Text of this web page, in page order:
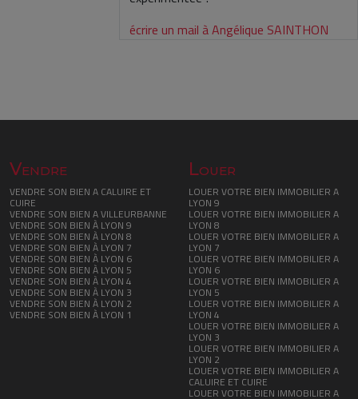
écrire un mail à Angélique SAINTHON
Vendre
VENDRE SON BIEN A CALUIRE ET
CUIRE
VENDRE SON BIEN A VILLEURBANNE
VENDRE SON BIEN À LYON 9
VENDRE SON BIEN À LYON 8
VENDRE SON BIEN À LYON 7
VENDRE SON BIEN À LYON 6
VENDRE SON BIEN À LYON 5
VENDRE SON BIEN À LYON 4
VENDRE SON BIEN À LYON 3
VENDRE SON BIEN À LYON 2
VENDRE SON BIEN À LYON 1
Louer
LOUER VOTRE BIEN IMMOBILIER A
LYON 9
LOUER VOTRE BIEN IMMOBILIER A
LYON 8
LOUER VOTRE BIEN IMMOBILIER A
LYON 7
LOUER VOTRE BIEN IMMOBILIER A
LYON 6
LOUER VOTRE BIEN IMMOBILIER A
LYON 5
LOUER VOTRE BIEN IMMOBILIER A
LYON 4
LOUER VOTRE BIEN IMMOBILIER A
LYON 3
LOUER VOTRE BIEN IMMOBILIER A
LYON 2
LOUER VOTRE BIEN IMMOBILIER A
CALUIRE ET CUIRE
LOUER VOTRE BIEN IMMOBILIER A